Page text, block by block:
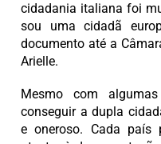
cidadania italiana foi
sou uma cidadã
documento até a
Arielle.
Mesmo com
conseguir a dupla
e oneroso. Cada país